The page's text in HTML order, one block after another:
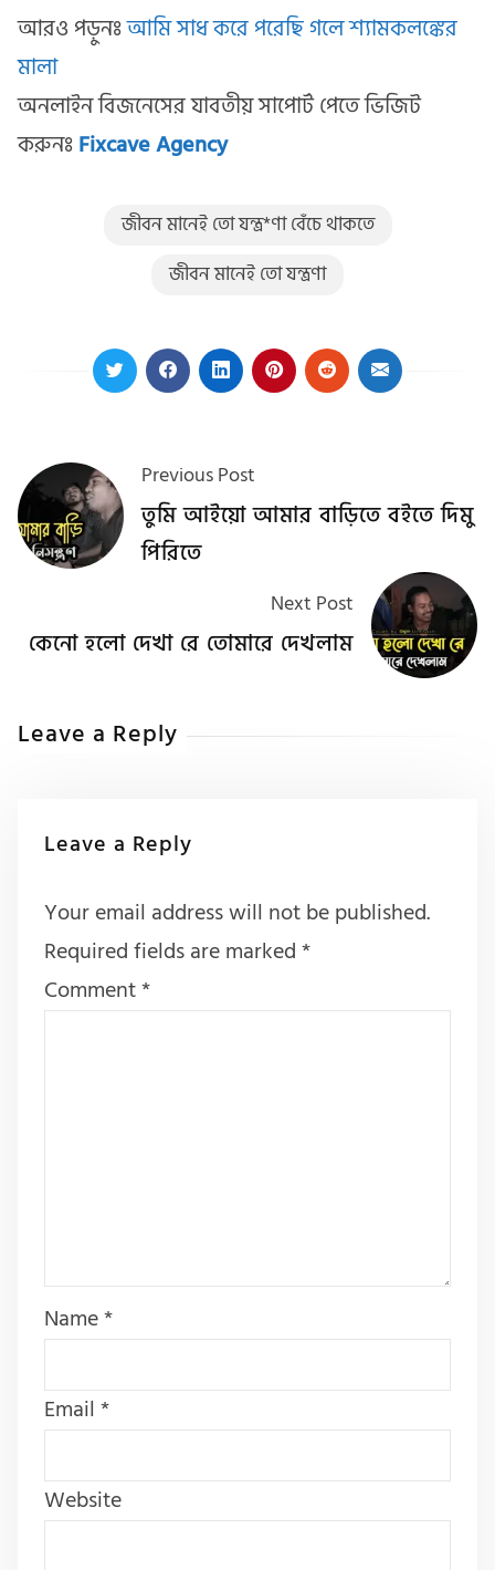
আরও পড়ুনঃআমি সাধ করে পরেছি গলে শ্যামকলঙ্কের
মালা
অনলাইন বিজনেসের যাবতীয় সাপোর্ট পেতে ভিজিট
করুনঃFixcave Agency
জীবন মানেই তো যন্ত্র*ণা বেঁচে থাকতে
জীবন মানেই তো যন্ত্রণা
Previous Post
তুমি আইয়ো আমার বাড়িতে বইতে দিমু
পিরিতে
Next Post
কেনো হলো দেখা রে তোমারে দেখলাম
Leave a Reply
Leave a Reply
Your email address will not be published.
Required fields are marked*
Comment*
Name*
Email*
Website